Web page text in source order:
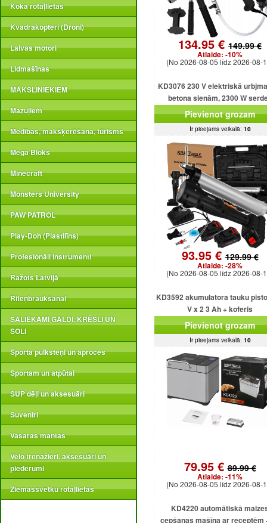
Koka rotaļlietas
Kvadrakopteri (Droni)
Laivas motori
Lidmašīnas
MĀKSLINIEKIEM
Mazuļiem
Medības, makšķerēšana, tūrisms
Mega Bloks
Minecraft
Monsters University
PAW PATROL
Play-Doh (Plastilīns)
Profesionāli instrumenti
Ražots Latvijā
Riteņbraukšanai
SALIEKAMI GALDI, KRĒSLI UN
SOLI
Sporta pulksteņi un aproces
Sportam un atpūtai
SUP dēļi un aksesuāri
Suvenīri
Vasaras mantas
Velo trenažieri, aksesuāri un
piederumi
Ziemassvētku rotaļlietas
134.95 € 149.99 €
Atlaide: -10%
(No 2026-08-05 līdz 2026-08-
KD3076 230 V elektriskā
betona sienām, 2300 W
urbjmašīna ar dzesēšanu
Pievienot grozam
Ir pieejams veikalā: 10
93.95 €129.99 €
Atlaide: -28%
(No 2026-08-05 līdz 2026-08-
KD3592 akumulatora tauku
V x 2 3 Ah + koferis
Pievienot grozam
Ir pieejams veikalā: 10
79.95 €89.99 €
Atlaide: -11%
(No 2026-08-05 līdz 2026-08-
KD4220 automātiskā
cepšanas mašīna ar receptēm